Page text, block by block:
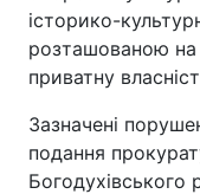
історико-
розташованою на
приватну
Зазначені
подання
Богодухівського